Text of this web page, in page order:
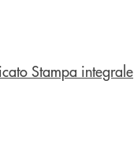
Stampa integrale